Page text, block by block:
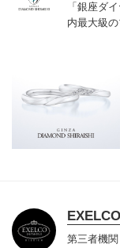
「銀座ダ
内最大級
では国内
揃え、ふ
足の選択
様にご満
のクオリ
頭でお確
第三者機